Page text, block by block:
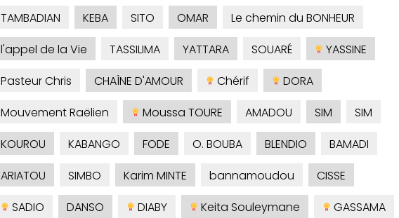
TAMBADIAN
KEBA SITO OMAR
Le chemin du BONHEUR
l'appel de la Vie
TASSILIMA YATTARA SOUARÉ
YASSINE
Pasteur Chris
CHAÎNE D'AMOUR Chérif
DORA
Mouvement Raëlien
Moussa TOURE AMADOU SIM
SIM
KOUROU
KABANGO FODE O. BOUBA BLENDIO
BAMADI
ARIATOU
SIMBO Karim MINTE bannamoudou
CISSE
SADIO
DANSO DIABY Keita Souleymane
GASSAMA